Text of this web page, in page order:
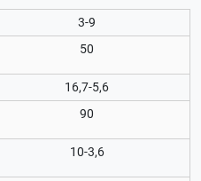
3-9
50
16,7-5,6
90
10-3,6